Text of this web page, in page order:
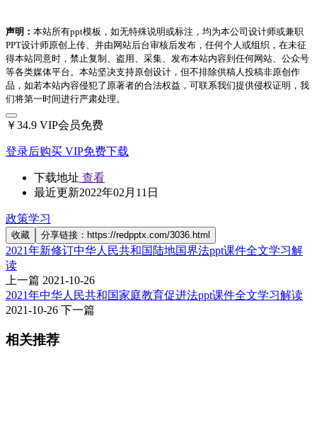
声明： 本站所有ppt模板，如无特殊说明或标注，均为本公司设计师或兼职
PPT设计师原创上传、并由网站后台审核后发布，任何个人或组织，在未征
得本站同意时，禁止复制、盗用、采集、发布本站内容到任何网站、公众号
等各类媒体平台。本站坚决支持原创设计，但不排除供稿人投稿非原创作
品，如若本站内容侵犯了原著者的合法权益，可联系我们提供侵权证明，我
们将第一时间进行严肃处理。
￥34.9 VIP会员免费
登录后购买 VIP免费下载
下载地址 查看
最近更新2022年02月11日
政策学习
收藏 分享链接：https://redpptx.com/3036.html
2021年新修订中华人民共和国陆地国界法ppt课件全文学习解
读
上一篇 2021-10-26
2021年中华人民共和国家庭教育促进法ppt课件全文学习解读
2021-10-26 下一篇
相关推荐